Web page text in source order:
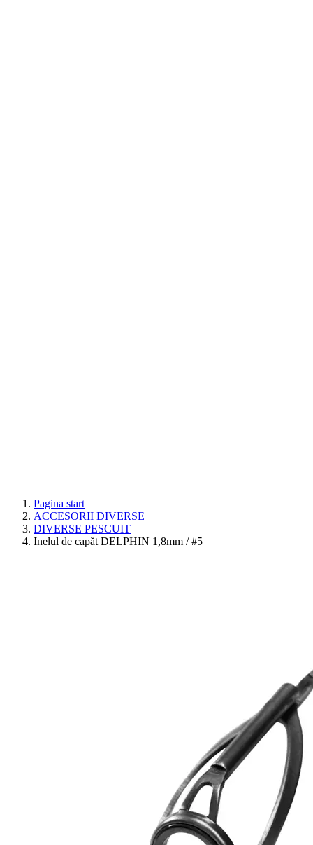
Pagina start
ACCESORII DIVERSE
DIVERSE PESCUIT
Inelul de capăt DELPHIN 1,8mm / #5